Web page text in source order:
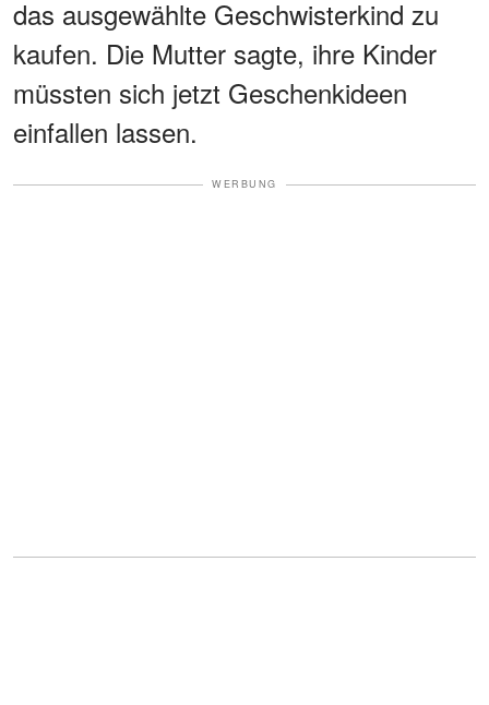
das ausgewählte Geschwisterkind zu
kaufen. Die Mutter sagte, ihre Kinder
müssten sich jetzt Geschenkideen
einfallen lassen.
WERBUNG